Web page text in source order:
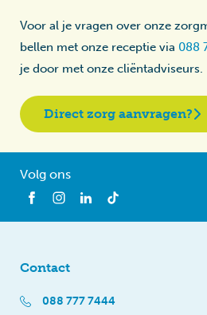
Voor al je vragen over onze
bellen met onze receptie via 088
je door met onze cliëntadviseurs.
Direct zorg aanvragen?
Volg ons
Contact
088 777 7444